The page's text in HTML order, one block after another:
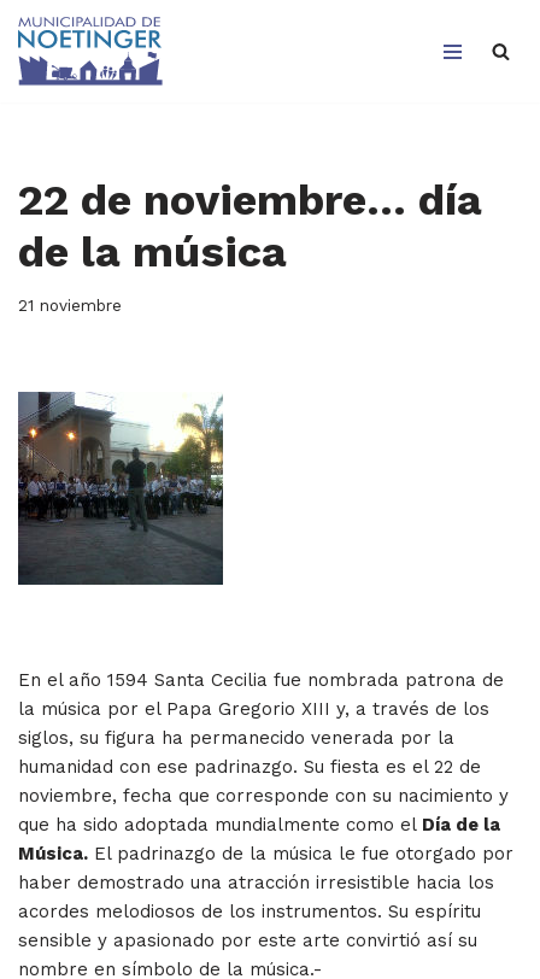
Saltar
22 de noviembre… día
de la música
21 noviembre
En el año 1594 Santa Cecilia fue nombrada patrona de
la música por el Papa Gregorio XIII y, a través de los
siglos, su figura ha permanecido venerada por la
humanidad con ese padrinazgo. Su fiesta es el 22 de
noviembre, fecha que corresponde con su nacimiento y
que ha sido adoptada mundialmente como el Día de la
Música. El padrinazgo de la música le fue otorgado por
haber demostrado una atracción irresistible hacia los
acordes melodiosos de los instrumentos. Su espíritu
sensible y apasionado por este arte convirtió así su
nombre en símbolo de la música.-